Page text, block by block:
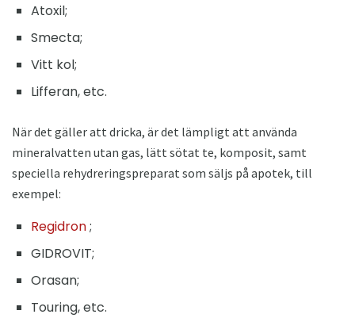
Atoxil;
Smecta;
Vitt kol;
Lifferan, etc.
När det gäller att dricka, är det lämpligt att använda
mineralvatten utan gas, lätt sötat te, komposit, samt
speciella rehydreringspreparat som säljs på apotek, till
exempel:
Regidron;
GIDROVIT;
Orasan;
Touring, etc.